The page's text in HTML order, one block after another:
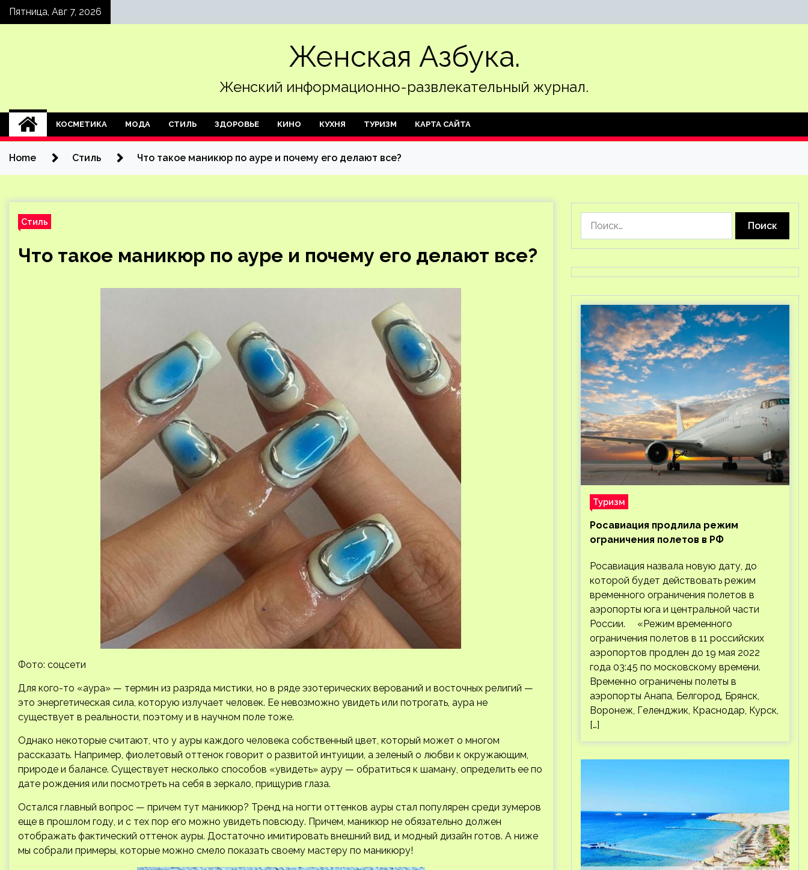
SkipПятница, Авг 7, 2026
Женская Азбука.
Женский информационно-развлекательный журнал.
КОСМЕТИКА МОДА СТИЛЬ ЗДОРОВЬЕ КИНО КУХНЯ ТУРИЗМ КАРТА САЙТА
Home Стиль Что такое маникюр по ауре и почему его делают все?
Стиль
Что такое маникюр по ауре и почему его делают все?
Фото: соцсети
Для кого-то «аура» — термин из разряда мистики, но в ряде эзотерических верований и восточных религий —
это энергетическая сила, которую излучает человек. Ее невозможно увидеть или потрогать, аура не
существует в реальности, поэтому и в научном поле тоже.
Однако некоторые считают, что у ауры каждого человека собственный цвет, который может о многом
рассказать. Например, фиолетовый оттенок говорит о развитой интуиции, а зеленый о любви к окружающим,
природе и балансе. Существует несколько способов «увидеть» ауру — обратиться к шаману, определить ее по
дате рождения или посмотреть на себя в зеркало, прищурив глаза.
Остался главный вопрос — причем тут маникюр? Тренд на ногти оттенков ауры стал популярен среди зумеров
еще в прошлом году, и с тех пор его можно увидеть повсюду. Причем, маникюр не обязательно должен
отображать фактический оттенок ауры. Достаточно имитировать внешний вид, и модный дизайн готов. А ниже
мы собрали примеры, которые можно смело показать своему мастеру по маникюру!
Туризм
Росавиация продлила режим
ограничения полетов в РФ
Росавиация назвала новую дату, до
которой будет действовать режим
временного ограничения полетов в
аэропорты юга и центральной части
России. «Режим временного
ограничения полетов в 11 российских
аэропортов продлен до 19 мая 2022
года 03:45 по московскому времени.
Временно ограничены полеты в
аэропорты Анапа, Белгород, Брянск,
Воронеж, Геленджик, Краснодар, Курск,
[…]